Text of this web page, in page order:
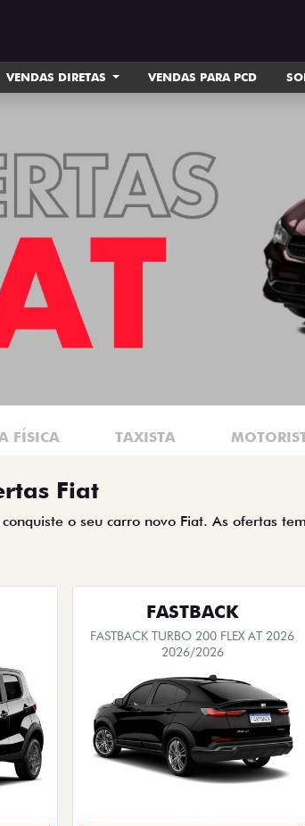
VENDAS DIRETAS VENDAS PARA PCD
FÍSICA TAXISTA
Fiat
o seu carro novo Fiat. As ofertas
FASTBACK
FASTBACK TURBO 200 FLEX AT 2026
2026/2026